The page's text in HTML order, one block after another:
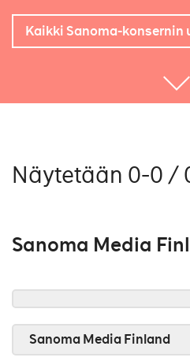
Kaikki Sanoma-konsernin
Näytetään 0-0 /
Sanoma Media
Sanoma Media Finland